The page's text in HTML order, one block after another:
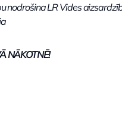
nodrošina LR Vides
NĀKOTNĒ!